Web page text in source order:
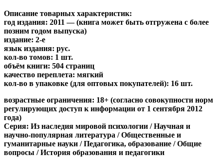
Описание товарных характеристик:
год издания: 2011 — (книга может быть отгружена c более
позним годом выпуска)
издание: 2-е
язык издания: рус.
кол-во томов: 1 шт.
объём книги: 504 страниц
качество переплета: мягкий
кол-во в упаковке (для оптовых покупателей): 16 шт.
возрастные ограничения: 18+ (согласно совокупности норм
регулирующих доступ к информации от 1 сентября 2012
года)
Серия: Из наследия мировой психологии / Научная и
научно-популярная литература / Общественные и
гуманитарные науки / Педагогика, образование / Общие
вопросы / История образования и педагогики